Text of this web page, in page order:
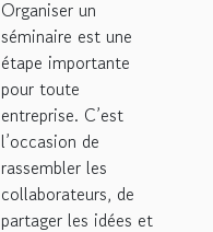
un
séminaire
à Rennes ?
Organiser un
séminaire est une
étape importante
pour toute
entreprise. C’est
l’occasion de
rassembler les
collaborateurs, de
partager les idées et